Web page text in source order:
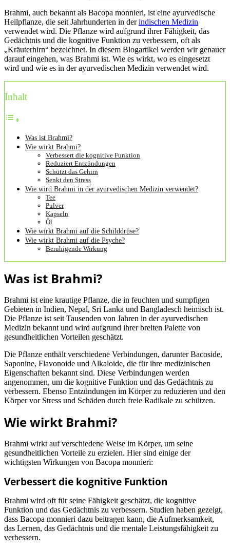
Brahmi, auch bekannt als Bacopa monnieri, ist eine ayurvedische
Heilpflanze, die seit Jahrhunderten in derindischen Medizin
verwendet wird. Die Pflanze wird aufgrund ihrer Fähigkeit, das
Gedächtnis und die kognitive Funktion zu verbessern, oft als
„Kräuterhirn“ bezeichnet. In diesem Blogartikel werden wir genauer
darauf eingehen, was Brahmi ist. Wie es wirkt, wo es eingesetzt
wird und wie es in der ayurvedischen Medizin verwendet wird.
Inhalt
Was ist Brahmi?
Wie wirkt Brahmi?
Verbessert die kognitive Funktion
Reduziert Entzündungen
Schützt das Gehirn
Senkt den Stress
Wie wird Brahmi in der ayurvedischen Medizin verwendet?
Tee
Pulver
Kapseln
Öl
Wie wirkt Brahmi auf die Schilddrüse?
Wie wirkt Brahmi auf die Psyche?
Beruhigende Wirkung
Was ist Brahmi?
Brahmi ist eine krautige Pflanze, die in feuchten und sumpfigen
Gebieten in Indien, Nepal, Sri Lanka und Bangladesch heimisch ist.
Die Pflanze ist seit Tausenden von Jahren in der ayurvedischen
Medizin bekannt und wird aufgrund ihrer breiten Palette von
gesundheitlichen Vorteilen geschätzt.
Die Pflanze enthält verschiedene Verbindungen, darunter Bacoside,
Saponine, Flavonoide und Alkaloide, die für ihre medizinischen
Eigenschaften bekannt sind. Diese Verbindungen werden
angenommen, um die kognitive Funktion und das Gedächtnis zu
verbessern. Ebenso Entzündungen im Körper zu reduzieren und den
Körper vor Stress und Schäden durch freie Radikale zu schützen.
Wie wirkt Brahmi?
Brahmi wirkt auf verschiedene Weise im Körper, um seine
gesundheitlichen Vorteile zu erzielen. Hier sind einige der
wichtigsten Wirkungen von Bacopa monnieri:
Verbessert die kognitive Funktion
Brahmi wird oft für seine Fähigkeit geschätzt, die kognitive
Funktion und das Gedächtnis zu verbessern. Studien haben gezeigt,
dass Bacopa monnieri dazu beitragen kann, die Aufmerksamkeit,
das Lernen, das Gedächtnis und die mentale Leistungsfähigkeit zu
verbessern.